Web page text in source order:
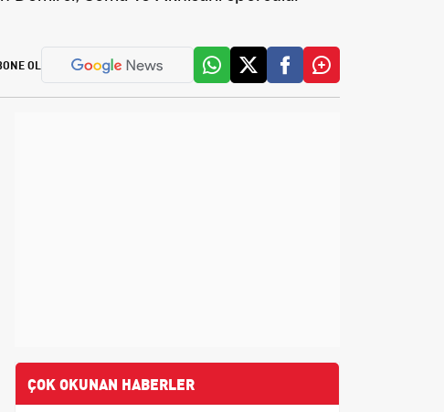
OL
ÇOK OKUNAN HABERLER